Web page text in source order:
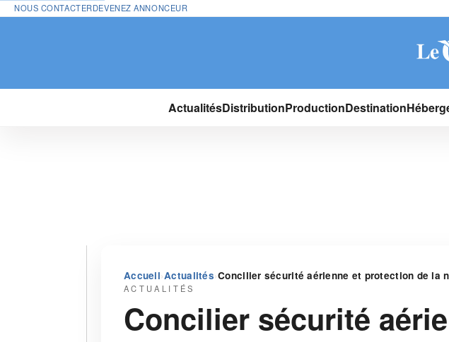
NOUS CONTACTERDEVENEZ ANNONCEUR
ActualitésDistributionProductionDestination
Accueil›Actualités›Concilier sécurité aérienne et protection de la
ACTUALITÉS
Concilier sécurité